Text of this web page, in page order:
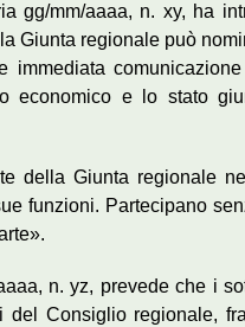
gg/mm/aaaa, n. xy, ha
Giunta regionale può
immediata
economico e lo stato
della Giunta regionale
funzioni. Partecipano
n. yz, prevede che i
del Consiglio regionale,